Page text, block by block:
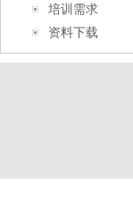
培训需求
资料下载